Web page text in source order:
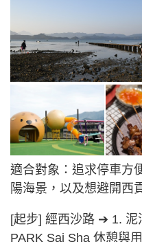
適合對象：追求停車方
陽海景，以及想避開西
[起步] 經西沙路 ➔ 1.
PARK Sai Sha 休憩與